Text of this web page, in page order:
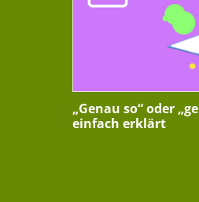
„Genau so“ oder
einfach erklärt